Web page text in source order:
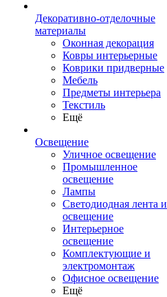
Декоративно-отделочные
материалы
Оконная декорация
Ковры интерьерные
Коврики придверные
Мебель
Предметы интерьера
Текстиль
Ещё
Освещение
Уличное освещение
Промышленное
освещение
Лампы
Светодиодная лента и
освещение
Интерьерное
освещение
Комплектующие и
электромонтаж
Офисное освещение
Ещё